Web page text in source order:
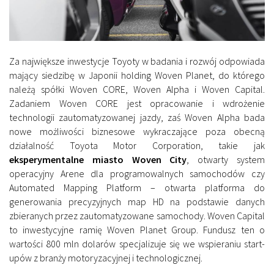
Za największe inwestycje Toyoty w badania i rozwój odpowiada
mający siedzibę w Japonii holding Woven Planet, do którego
należą spółki Woven CORE, Woven Alpha i Woven Capital.
Zadaniem Woven CORE jest opracowanie i wdrożenie
technologii zautomatyzowanej jazdy, zaś Woven Alpha bada
nowe możliwości biznesowe wykraczające poza obecną
działalność Toyota Motor Corporation, takie jak
eksperymentalne miasto Woven City, otwarty system
operacyjny Arene dla programowalnych samochodów czy
Automated Mapping Platform – otwarta platforma do
generowania precyzyjnych map HD na podstawie danych
zbieranych przez zautomatyzowane samochody. Woven Capital
to inwestycyjne ramię Woven Planet Group. Fundusz ten o
wartości 800 mln dolarów specjalizuje się we wspieraniu start-
upów z branży motoryzacyjnej i technologicznej.